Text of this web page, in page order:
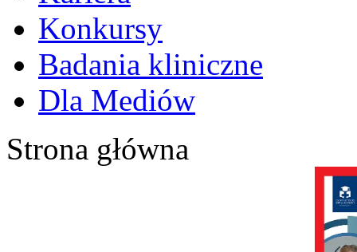
Konkursy
Badania kliniczne
Dla Mediów
Strona główna